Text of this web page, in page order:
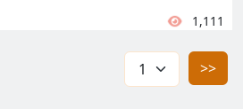
1,111
>>